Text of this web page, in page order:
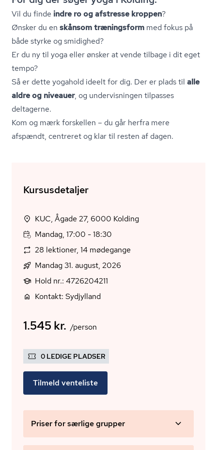
Vil du finde indre ro og afstresse kroppen?
Ønsker du en skånsom træningsform med fokus på
både styrke og smidighed?
Er du ny til yoga eller ønsker at vende tilbage i dit eget
tempo?
Så er dette yogahold ideelt for dig. Der er plads til alle
aldre og niveauer, og undervisningen tilpasses
deltagerne.
Kom og mærk forskellen – du går herfra mere
afspændt, centreret og klar til resten af dagen.
Kursusdetaljer
KUC, Ågade 27, 6000 Kolding
Mandag, 17:00 - 18:30
28 lektioner, 14 mødegange
Mandag 31. august, 2026
Hold nr.: 4726204211
Kontakt: Sydjylland
1.545 kr. /person
0 LEDIGE PLADSER
Tilmeld venteliste
Priser for særlige grupper